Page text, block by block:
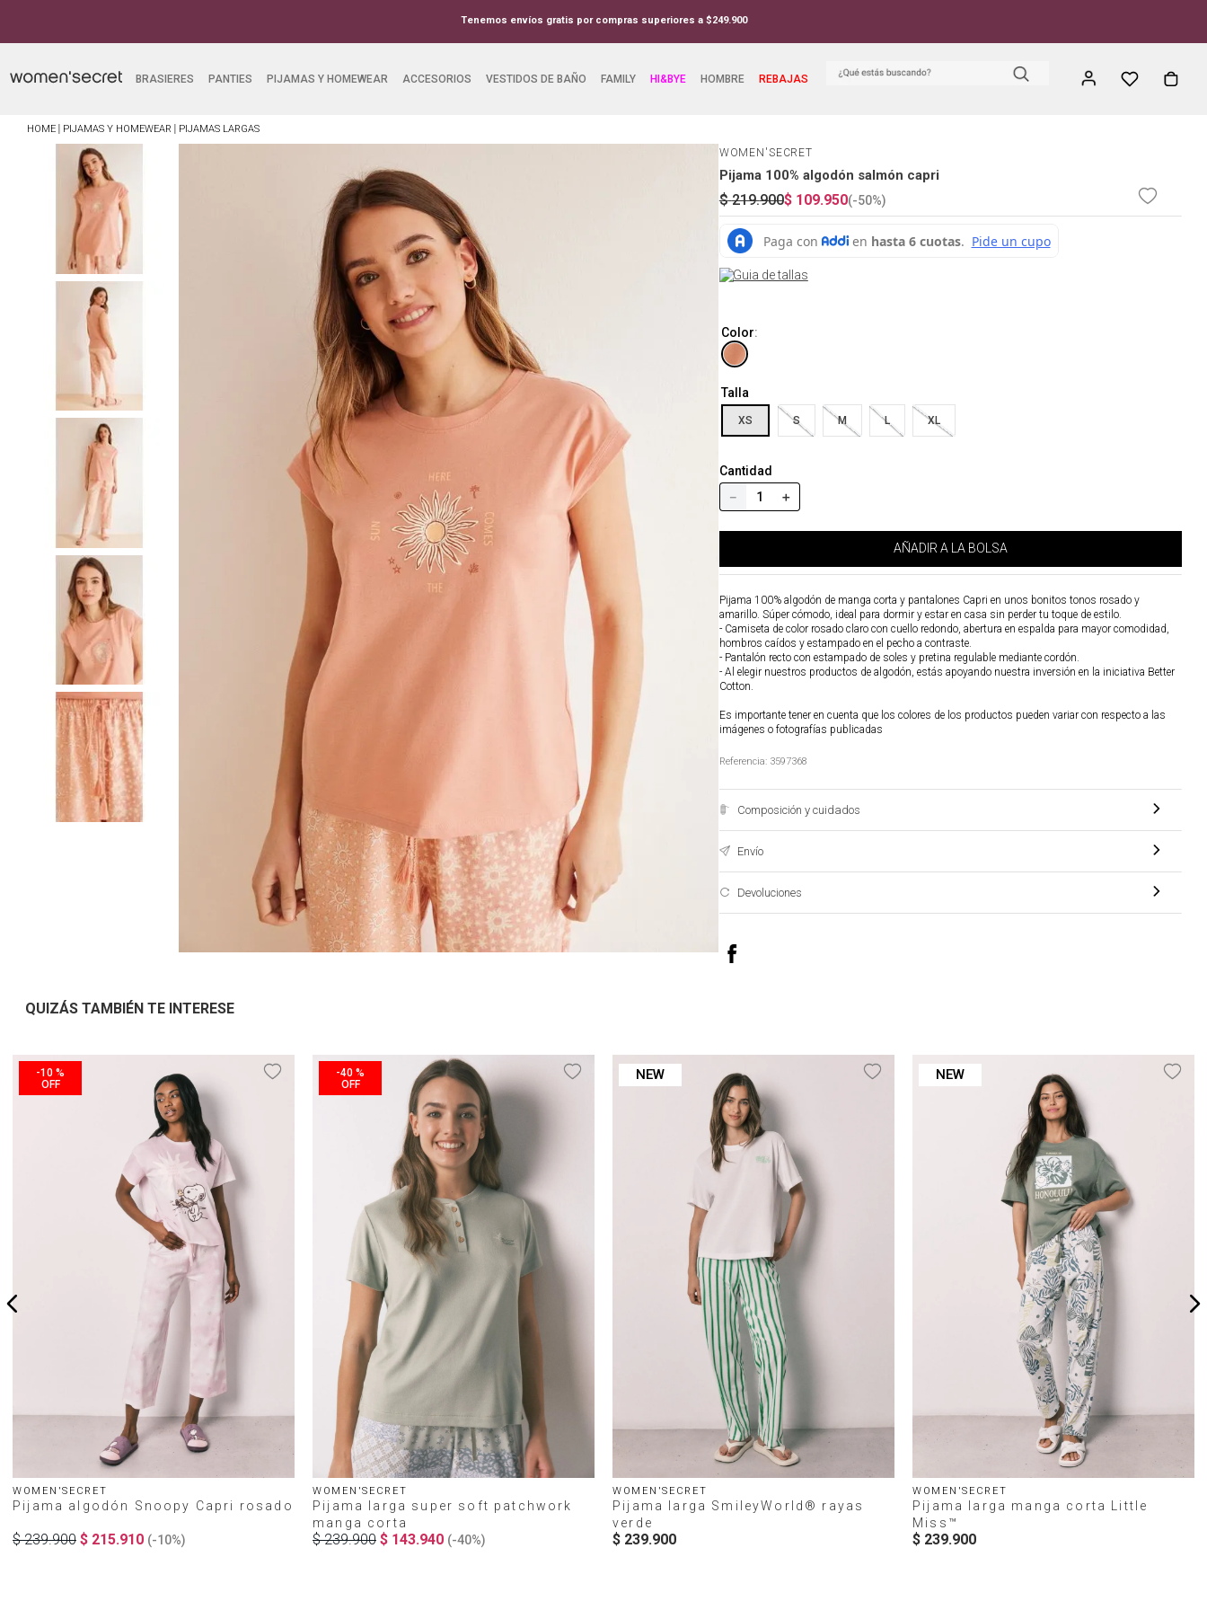
Tenemos envíos gratis por compras superiores a $249.900
BRASIERES PANTIES PIJAMAS Y HOMEWEAR ACCESORIOS VESTIDOS DE BAÑO FAMILY HI&BYE HOMBRE REBAJAS
PIJAMAS Y HOMEWEAR PIJAMAS LARGAS
WOMEN'SECRET
Pijama 100% algodón salmón capri
$ 219.900$ 109.950(-50%)
Guia de tallas
Color:
Talla
XS S M L XL
Cantidad
＋
－
AÑADIR A LA BOLSA
Pijama 100% algodón de manga corta y pantalones Capri en unos bonitos tonos rosado y
amarillo. Súper cómodo, ideal para dormir y estar en casa sin perder tu toque de estilo.
- Camiseta de color rosado claro con cuello redondo, abertura en espalda para mayor comodidad,
hombros caídos y estampado en el pecho a contraste.
- Pantalón recto con estampado de soles y pretina regulable mediante cordón.
- Al elegir nuestros productos de algodón, estás apoyando nuestra inversión en la iniciativa Better
Cotton.
Es importante tener en cuenta que los colores de los productos pueden variar con respecto a las
imágenes o fotografías publicadas
Referencia: 3597368
Composición y cuidados
Envío
Devoluciones
QUIZÁS TAMBIÉN TE INTERESE
-10 %
WOMEN'SECRET
Pijama algodón Snoopy Capri rosado
$ 239.900 $ 215.910 (-10%)
-40 %
WOMEN'SECRET
Pijama larga super soft patchwork
manga corta
$ 239.900 $ 143.940 (-40%)
NEW
WOMEN'SECRET
Pijama larga SmileyWorld® rayas
verde
$ 239.900
NEW
WOMEN'SECRET
Pijama larga manga corta Little
Miss™
$ 239.900